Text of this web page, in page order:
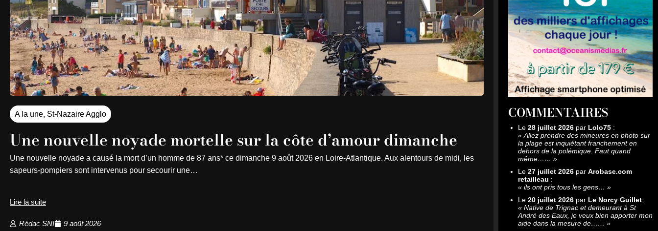
A la une, St-Nazaire Agglo
Une nouvelle noyade mortelle sur la côte d’amour dimanche
Une nouvelle noyade a causé la mort d’un homme de 87 ans* ce dimanche 9 août 2026 en Loire-Atlantique. Aux alentours de midi, les
sapeurs-pompiers sont intervenus pour secourir une…
Lire la suite
Rédac SNI 9 août 2026
COMMENTAIRES
Le 28 juillet 2026 par Lolo75 :
« Allez prendre des mineures en photo sur
la plage est inquiétant franchement en
dehors de la polémique. Faut quand
même…… »
Le 27 juillet 2026 par Arobase.com
retailleau :
« ils ont pris tous les gens… »
Le 20 juillet 2026 par Le Norcy Guillet :
« Native de Trignac et demeurant à St
André des Eaux, je veux bien apporter mon
aide dans la mesure de…… »